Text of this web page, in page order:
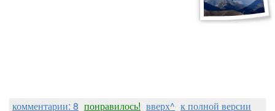
комментарии: 8 понравилось! вверх^ к полной версии